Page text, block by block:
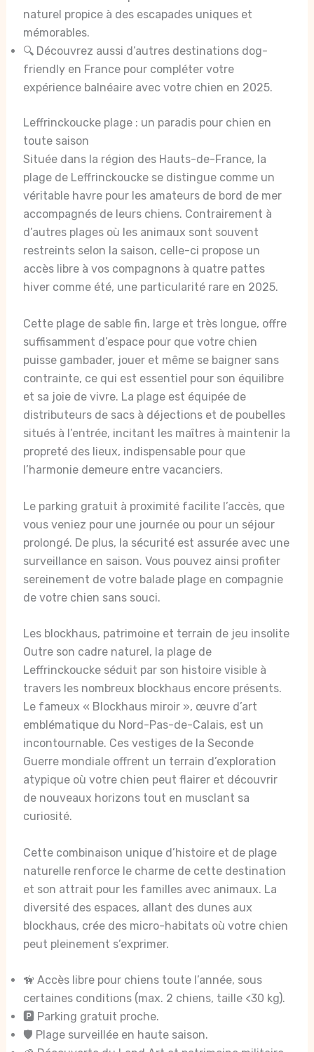
naturel propice à des escapades uniques et
mémorables.
🔍 Découvrez aussi d’autres destinations dog-
friendly en France pour compléter votre
expérience balnéaire avec votre chien en 2025.
Leffrinckoucke plage : un paradis pour chien en
toute saison
Située dans la région des Hauts-de-France, la
plage de Leffrinckoucke se distingue comme un
véritable havre pour les amateurs de bord de mer
accompagnés de leurs chiens. Contrairement à
d’autres plages où les animaux sont souvent
restreints selon la saison, celle-ci propose un
accès libre à vos compagnons à quatre pattes
hiver comme été, une particularité rare en 2025.
Cette plage de sable fin, large et très longue, offre
suffisamment d’espace pour que votre chien
puisse gambader, jouer et même se baigner sans
contrainte, ce qui est essentiel pour son équilibre
et sa joie de vivre. La plage est équipée de
distributeurs de sacs à déjections et de poubelles
situés à l’entrée, incitant les maîtres à maintenir la
propreté des lieux, indispensable pour que
l’harmonie demeure entre vacanciers.
Le parking gratuit à proximité facilite l’accès, que
vous veniez pour une journée ou pour un séjour
prolongé. De plus, la sécurité est assurée avec une
surveillance en saison. Vous pouvez ainsi profiter
sereinement de votre balade plage en compagnie
de votre chien sans souci.
Les blockhaus, patrimoine et terrain de jeu insolite
Outre son cadre naturel, la plage de
Leffrinckoucke séduit par son histoire visible à
travers les nombreux blockhaus encore présents.
Le fameux « Blockhaus miroir », œuvre d’art
emblématique du Nord-Pas-de-Calais, est un
incontournable. Ces vestiges de la Seconde
Guerre mondiale offrent un terrain d’exploration
atypique où votre chien peut flairer et découvrir
de nouveaux horizons tout en musclant sa
curiosité.
Cette combinaison unique d’histoire et de plage
naturelle renforce le charme de cette destination
et son attrait pour les familles avec animaux. La
diversité des espaces, allant des dunes aux
blockhaus, crée des micro-habitats où votre chien
peut pleinement s’exprimer.
🦮 Accès libre pour chiens toute l’année, sous
certaines conditions (max. 2 chiens, taille <30 kg).
🅿️ Parking gratuit proche.
🛡️ Plage surveillée en haute saison.